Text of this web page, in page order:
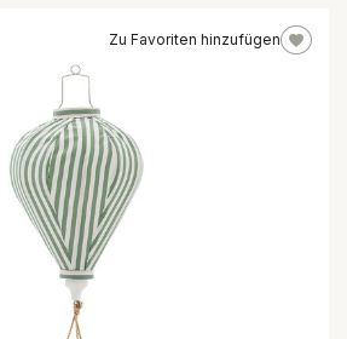
Zu Favoriten hinzufügen